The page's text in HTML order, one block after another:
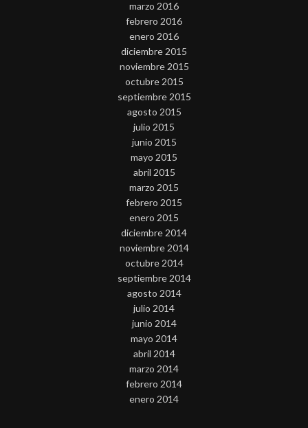
marzo 2016
febrero 2016
enero 2016
diciembre 2015
noviembre 2015
octubre 2015
septiembre 2015
agosto 2015
julio 2015
junio 2015
mayo 2015
abril 2015
marzo 2015
febrero 2015
enero 2015
diciembre 2014
noviembre 2014
octubre 2014
septiembre 2014
agosto 2014
julio 2014
junio 2014
mayo 2014
abril 2014
marzo 2014
febrero 2014
enero 2014